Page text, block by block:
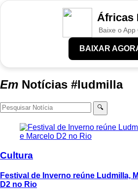
Áfricas
Baixe o App
BAIXAR
Em Notícias #ludmilla
🔍
Cultura
Festival de Inverno reúne Ludmilla,
D2 no Rio